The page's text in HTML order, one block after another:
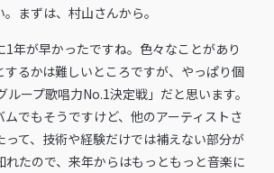
まずは、村山さんから。
年が早かったですね。色々なことがあり
するかは難しいところですが、やっぱり個
ループ歌唱力No.1決定戦」だと思います。
でもそうですけど、他のアーティストさ
って、技術や経験だけでは補えない部分が
れたので、来年からはもっともっと音楽に